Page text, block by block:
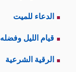
الدعاء للميت
قيام الليل وفضله
الرقية الشرعية